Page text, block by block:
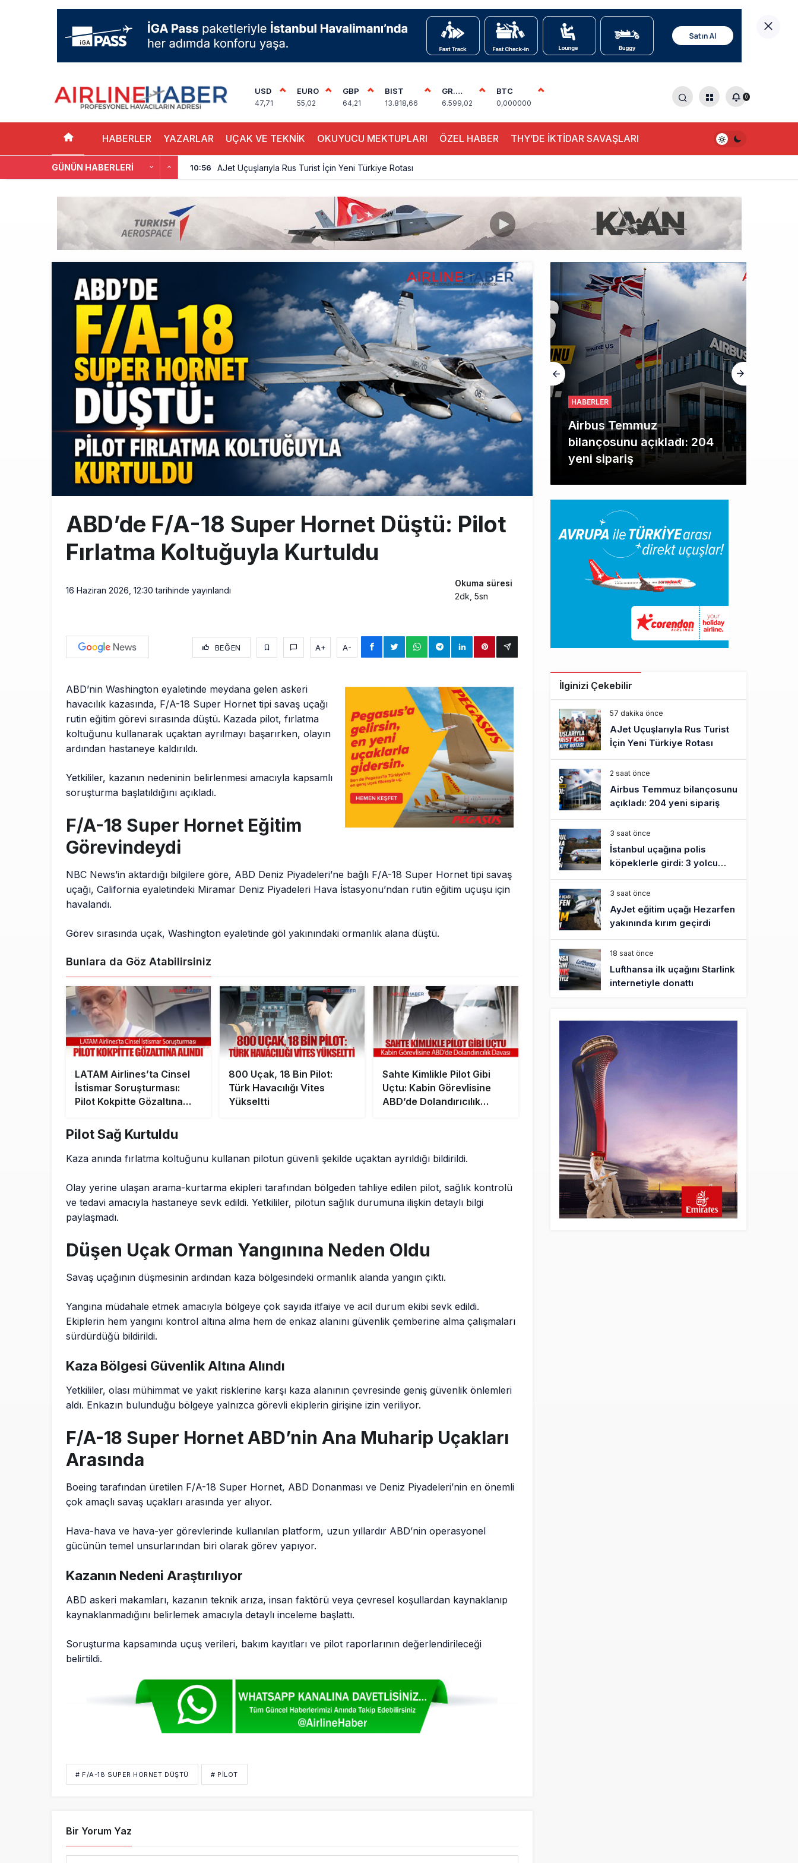
USD
47,71
EURO
55,02
GBP
64,21
BIST
13.818,66
GR.
ALTIN
6.599,02
BTC
0,000000
0
HABERLER YAZARLAR UÇAK VE TEKNİK OKUYUCU MEKTUPLARI ÖZEL HABER THY’DE İKTİDAR SAVAŞLARI
GÜNÜN HABERLERI 10:56 AJet Uçuşlarıyla Rus Turist İçin Yeni Türkiye Rotası
İstanbul uçağına polis köpeklerle girdi: 3 yolcu indirildi
AyJet eğitim uçağı Hezarfen yakınında kırım geçirdi
18:00 Lufthansa ilk uçağını Starlink internetiyle donattı
Norwegian Uçağına Polis Müdahalesi
16:00 British Airways A380 seferlerini yüzde 28 azaltıyor
15:00 Çiti aştı, bakım uçağına girdi: Uyurken yakalandı
ABD’de F/A-18 Super Hornet Düştü: Pilot
Fırlatma Koltuğuyla Kurtuldu
16 Haziran 2026, 12:30 tarihinde yayınlandı
Okuma süresi
2dk, 5sn
BEĞEN A+ A-
ABD’nin Washington eyaletinde meydana gelen askeri
havacılık kazasında, F/A-18 Super Hornet tipi savaş uçağı
rutin eğitim görevi sırasında düştü. Kazada pilot, fırlatma
koltuğunu kullanarak uçaktan ayrılmayı başarırken, olayın
ardından hastaneye kaldırıldı.
Yetkililer, kazanın nedeninin belirlenmesi amacıyla kapsamlı
soruşturma başlatıldığını açıkladı.
F/A-18 Super Hornet Eğitim
Görevindeydi
NBC News’in aktardığı bilgilere göre, ABD Deniz Piyadeleri’ne bağlı F/A-18 Super Hornet tipi savaş
uçağı, California eyaletindeki Miramar Deniz Piyadeleri Hava İstasyonu’ndan rutin eğitim uçuşu için
havalandı.
Görev sırasında uçak, Washington eyaletinde göl yakınındaki ormanlık alana düştü.
Bunlara da Göz Atabilirsiniz
LATAM Airlines’ta Cinsel
İstismar Soruşturması:
Pilot Kokpitte Gözaltına
800 Uçak, 18 Bin Pilot:
Türk Havacılığı Vites
Yükseltti
Sahte Kimlikle Pilot Gibi
Uçtu: Kabin Görevlisine
ABD’de Dolandırıcılık
Pilot Sağ Kurtuldu
Kaza anında fırlatma koltuğunu kullanan pilotun güvenli şekilde uçaktan ayrıldığı bildirildi.
Olay yerine ulaşan arama-kurtarma ekipleri tarafından bölgeden tahliye edilen pilot, sağlık kontrolü
ve tedavi amacıyla hastaneye sevk edildi. Yetkililer, pilotun sağlık durumuna ilişkin detaylı bilgi
paylaşmadı.
Düşen Uçak Orman Yangınına Neden Oldu
Savaş uçağının düşmesinin ardından kaza bölgesindeki ormanlık alanda yangın çıktı.
Yangına müdahale etmek amacıyla bölgeye çok sayıda itfaiye ve acil durum ekibi sevk edildi.
Ekiplerin hem yangını kontrol altına alma hem de enkaz alanını güvenlik çemberine alma çalışmaları
sürdürdüğü bildirildi.
Kaza Bölgesi Güvenlik Altına Alındı
Yetkililer, olası mühimmat ve yakıt risklerine karşı kaza alanının çevresinde geniş güvenlik önlemleri
aldı. Enkazın bulunduğu bölgeye yalnızca görevli ekiplerin girişine izin veriliyor.
F/A-18 Super Hornet ABD’nin Ana Muharip Uçakları
Arasında
Boeing tarafından üretilen F/A-18 Super Hornet, ABD Donanması ve Deniz Piyadeleri’nin en önemli
çok amaçlı savaş uçakları arasında yer alıyor.
Hava-hava ve hava-yer görevlerinde kullanılan platform, uzun yıllardır ABD’nin operasyonel
gücünün temel unsurlarından biri olarak görev yapıyor.
Kazanın Nedeni Araştırılıyor
ABD askeri makamları, kazanın teknik arıza, insan faktörü veya çevresel koşullardan kaynaklanıp
kaynaklanmadığını belirlemek amacıyla detaylı inceleme başlattı.
Soruşturma kapsamında uçuş verileri, bakım kayıtları ve pilot raporlarının değerlendirileceği
belirtildi.
# F/A-18 SUPER HORNET DÜŞTÜ # PİLOT
Bir Yorum Yaz
HABERLER
Airbus Temmuz
bilançosunu açıkladı: 204
yeni sipariş
İlginizi Çekebilir
57 dakika önce
AJet Uçuşlarıyla Rus Turist
İçin Yeni Türkiye Rotası
2 saat önce
Airbus Temmuz bilançosunu
açıkladı: 204 yeni sipariş
3 saat önce
İstanbul uçağına polis
köpeklerle girdi: 3 yolcu
indirildi
3 saat önce
AyJet eğitim uçağı Hezarfen
yakınında kırım geçirdi
18 saat önce
Lufthansa ilk uçağını Starlink
internetiyle donattı
Norwegian Uçağına Polis
Müdahalesi
20 saat önce
British Airways A380
seferlerini yüzde 28
azaltıyor
Çiti aştı, bakım uçağına girdi:
Uyurken yakalandı
22 saat önce
İki hayalet uçak, iki farklı